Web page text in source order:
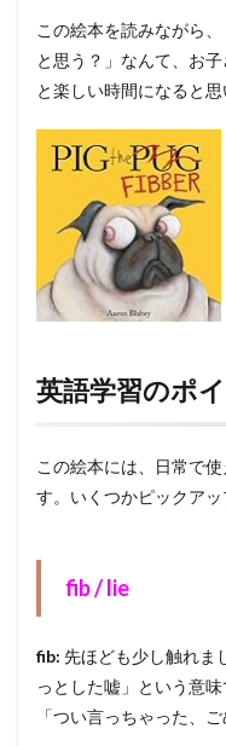
この絵本を読みながら
と思う？」なんて、お
と楽しい時間になると思
英語学習のポ
この絵本には、日常で
す。いくつかピックアッ
fib / lie
fib: 先ほども少し触れま
っとした嘘」という意
「つい言っちゃった、